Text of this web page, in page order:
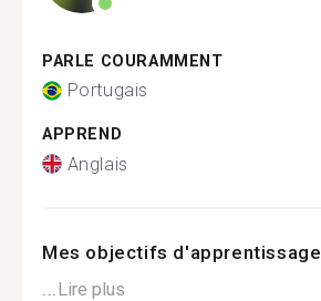
PARLE COURAMMENT
Portugais
APPREND
Anglais
Mes objectifs d'apprentissage
Lire plus